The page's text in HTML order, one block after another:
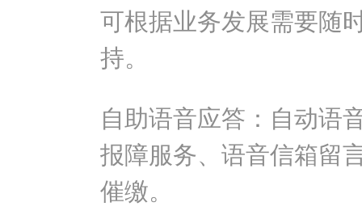
可根据业务发展需要随
持。
自助语音应答：自动语
报障服务、语音信箱留
催缴。